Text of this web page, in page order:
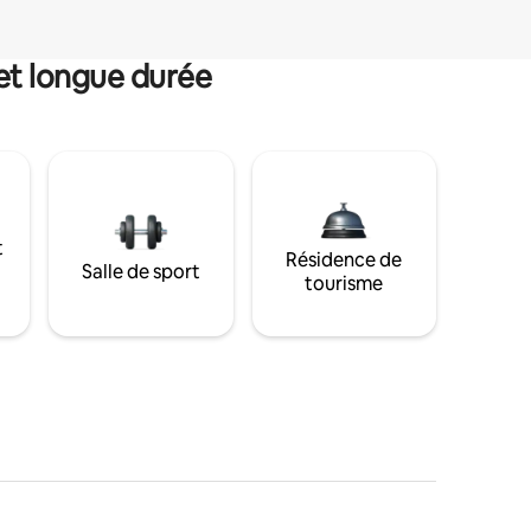
longue durée
Salle de sport
Résidence de
tourisme